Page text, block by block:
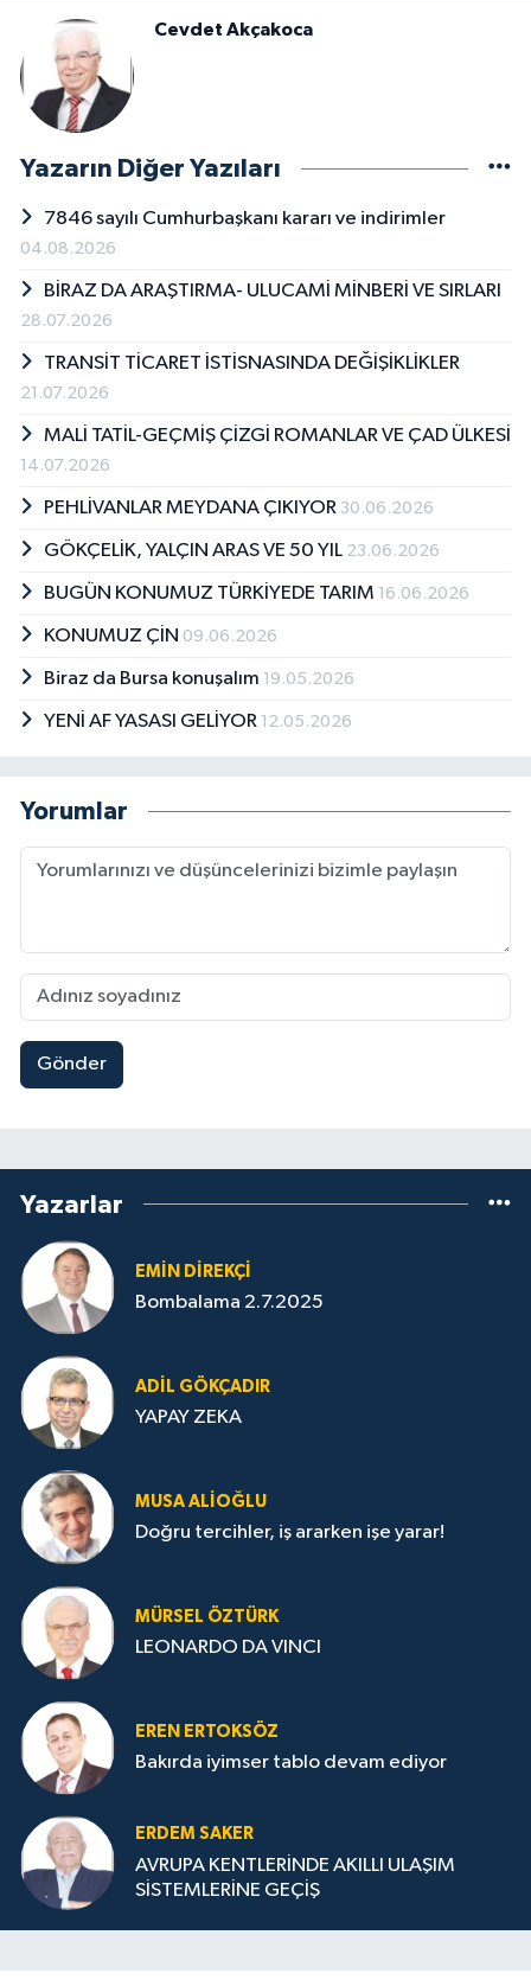
Cevdet Akçakoca
Yazarın Diğer Yazıları
7846 sayılı Cumhurbaşkanı kararı ve indirimler
04.08.2026
BİRAZ DA ARAŞTIRMA- ULUCAMİ MİNBERİ VE SIRLARI
28.07.2026
TRANSİT TİCARET İSTİSNASINDA DEĞİŞİKLİKLER
21.07.2026
MALİ TATİL-GEÇMİŞ ÇİZGİ ROMANLAR VE ÇAD ÜLKESİ
14.07.2026
PEHLİVANLAR MEYDANA ÇIKIYOR 30.06.2026
GÖKÇELİK, YALÇIN ARAS VE 50 YIL 23.06.2026
BUGÜN KONUMUZ TÜRKİYEDE TARIM 16.06.2026
KONUMUZ ÇİN 09.06.2026
Biraz da Bursa konuşalım 19.05.2026
YENİ AF YASASI GELİYOR 12.05.2026
Yorumlar
Gönder
Yazarlar
EMIN DIREKÇI
Bombalama 2.7.2025
ADIL GÖKÇADIR
YAPAY ZEKA
MUSA ALIOĞLU
Doğru tercihler, iş ararken işe yarar!
MÜRSEL ÖZTÜRK
LEONARDO DA VINCI
EREN ERTOKSÖZ
Bakırda iyimser tablo devam ediyor
ERDEM SAKER
AVRUPA KENTLERİNDE AKILLI ULAŞIM
SİSTEMLERİNE GEÇİŞ